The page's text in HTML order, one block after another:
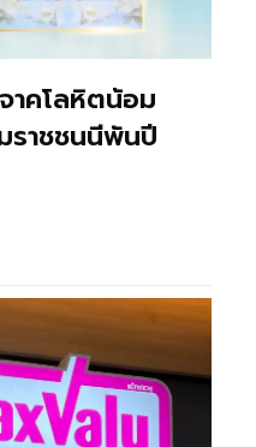
าคโลหิตน้อม
ราชชนนีพันปี